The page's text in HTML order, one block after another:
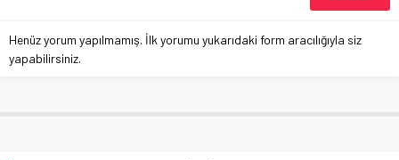
Henüz yorum yapılmamış. İlk yorumu yukarıdaki form aracılığıyla siz
yapabilirsiniz.